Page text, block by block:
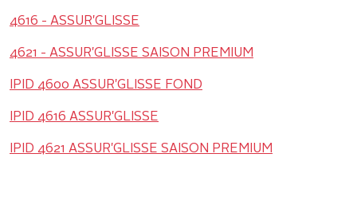
4616 - ASSUR'GLISSE
4621 - ASSUR'GLISSE SAISON PREMIUM
IPID 4600 ASSUR'GLISSE FOND
IPID 4616 ASSUR'GLISSE
IPID 4621 ASSUR'GLISSE SAISON PREMIUM